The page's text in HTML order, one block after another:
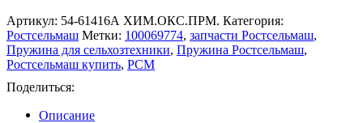
Артикул: 54-61416А ХИМ.ОКС.ПРМ. Категория:
Ростсельмаш Метки: 100069774, запчасти Ростсельмаш,
Пружина для сельхозтехники, Пружина Ростсельмаш,
Ростсельмаш купить, РСМ
Поделиться:
Описание